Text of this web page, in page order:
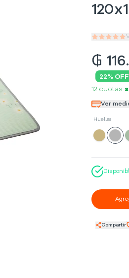
₲
22% OFF
12 cuotas
Ver
Huellas
Compartir